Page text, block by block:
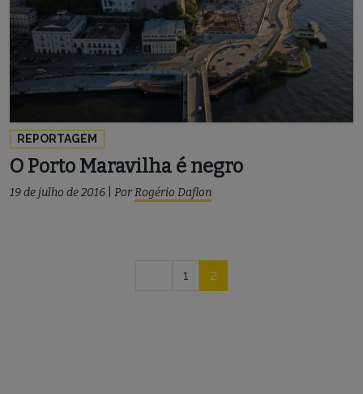
REPORTAGEM
O Porto Maravilha é negro
19 de julho de 2016 PorRogério Daflon
1 2